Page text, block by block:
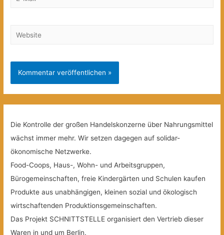
Website
Die Kontrolle der großen Handelskonzerne über Nahrungsmittel
wächst immer mehr. Wir setzen dagegen auf solidar-
ökonomische Netzwerke.
Food-Coops, Haus-, Wohn- und Arbeitsgruppen,
Bürogemeinschaften, freie Kindergärten und Schulen kaufen
Produkte aus unabhängigen, kleinen sozial und ökologisch
wirtschaftenden Produktionsgemeinschaften.
Das Projekt SCHNITTSTELLE organisiert den Vertrieb dieser
Waren in und um Berlin.